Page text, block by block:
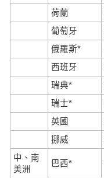
荷蘭
葡萄牙
俄羅斯*
西班牙
瑞典*
瑞士*
英國
挪威
中、南
美洲
巴西*